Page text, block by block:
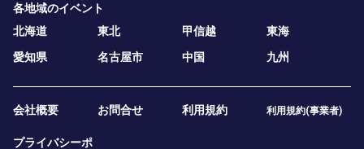
各地域のイベント
北海道
東北 甲信越
東海
愛知県
名古屋市 中国 九州
会社概要 お問合せ 利用規約 利用規約(事業者)
プライバシーポ